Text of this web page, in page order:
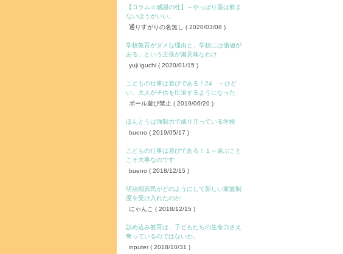
【コラム☆感謝の杜】～やっぱり薬は飲ま
ないほうがいい。
通りすがりの名無し ( 2020/03/08 )
学校教育がダメな理由と、学校には価値が
ある」という主張が無意味なわけ
yuji iguchi ( 2020/01/15 )
こどもの仕事は遊びである！24 ～ひど
い、大人が子供を圧迫するようになった
ボール遊び禁止 ( 2019/06/20 )
ほんとうは強制力で成り立っている学校
bueno ( 2019/05/17 )
こどもの仕事は遊びである！１～遊ぶこと
こそ大事なのです
bueno ( 2018/12/15 )
明治期庶民がどのようにして新しい家族制
度を受け入れたのか
にゃんこ ( 2018/12/15 )
詰め込み教育は、子どもたちの生命力さえ
奪っているのではないか。
inputer( 2018/10/31 )